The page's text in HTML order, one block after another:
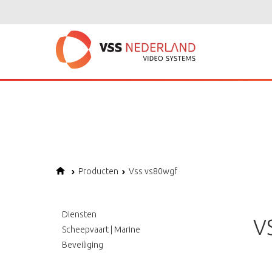
: Trying to get property of non-object in
: Undefined offset: 1 in/home/vssned01/domains/
Producten Vss vs80wgf
Diensten
Scheepvaart | Marine
Beveiliging